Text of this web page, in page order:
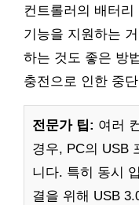
컨트롤러의 배터
기능을 지원하는
하는 것도 좋은 방
충전으로 인한 중
전문가 팁: 여러
경우, PC의 USB
니다. 특히 동시
결을 위해 USB